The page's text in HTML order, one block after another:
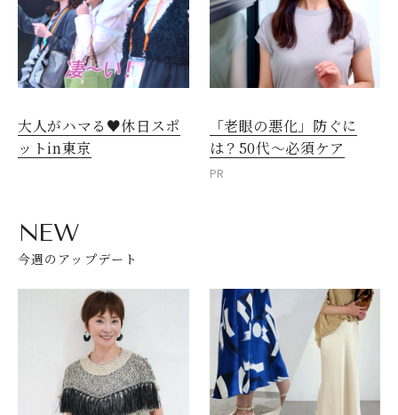
大人がハマる♥休日スポ
ットin東京
「老眼の悪化」防ぐに
は？50代～必須ケア
PR
NEW
今週のアップデート